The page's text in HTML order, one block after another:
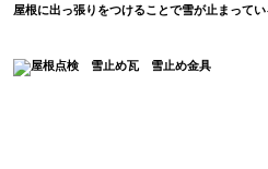
屋根に出っ張りをつけることで雪が止まってい